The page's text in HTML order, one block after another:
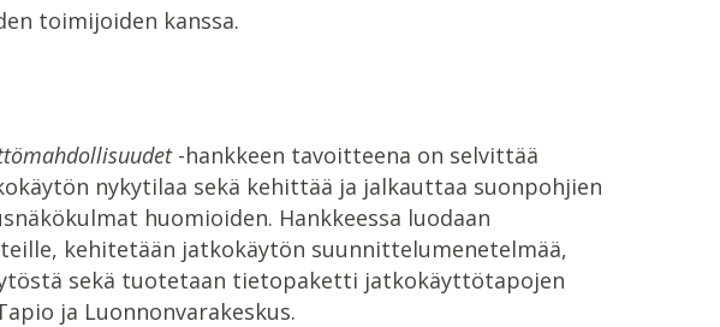
toimijoiden kanssa.
-hankkeen tavoitteena on selvittää
nykytilaa sekä kehittää ja jalkauttaa suonpohjien
huomioiden. Hankkeessa luodaan
kehitetään jatkokäytön suunnittelumenetelmää,
sekä tuotetaan tietopaketti jatkokäyttötapojen
ja Luonnonvarakeskus.